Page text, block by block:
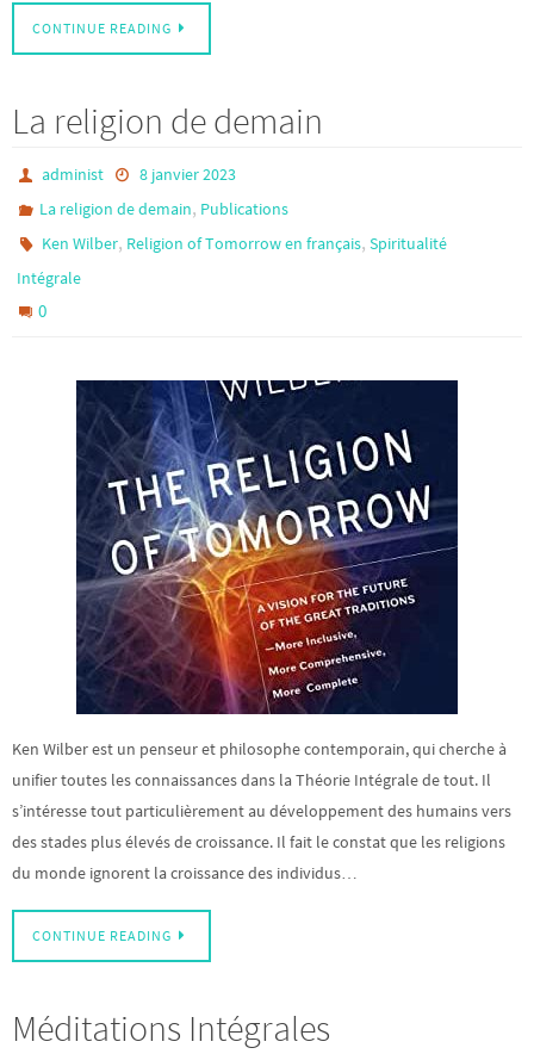
CONTINUE READING
La religion de demain
administ
8 janvier 2023
La religion de demain, Publications
Ken Wilber, Religion of Tomorrow en français,Spiritualité
Intégrale
0
Ken Wilber est un penseur et philosophe contemporain, qui cherche à
unifier toutes les connaissances dans la Théorie Intégrale de tout. Il
s’intéresse tout particulièrement au développement des humains vers
des stades plus élevés de croissance. Il fait le constat que les religions
du monde ignorent la croissance des individus…
CONTINUE READING
Méditations Intégrales